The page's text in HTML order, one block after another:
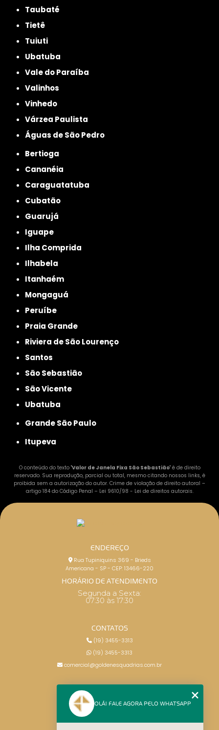
Taubaté
Tietê
Tuiuti
Ubatuba
Vale do Paraíba
Valinhos
Vinhedo
Várzea Paulista
Águas de São Pedro
Bertioga
Cananéia
Caraguatatuba
Cubatão
Guarujá
Iguape
Ilha Comprida
Ilhabela
Itanhaém
Mongaguá
Peruíbe
Praia Grande
Riviera de São Lourenço
Santos
São Sebastião
São Vicente
Ubatuba
Grande São Paulo
Itupeva
O conteúdo do texto "Valor de Janela Fixa São Sebastião" é de direito
reservado. Sua reprodução, parcial ou total, mesmo citando nossos links, é
proibida sem a autorização do autor. Crime de violação de direito autoral –
artigo 184 do Código Penal – Lei 9610/98 - Lei de direitos autorais.
ENDEREÇO
Rua Tupiniquins 369 - Brieds
Americana - SP - CEP: 13466-220
HORÁRIO DE ATENDIMENTO
Segunda a Sexta:
07:30 às 17:30
CONTATOS
(19) 3455-3313
(19) 3455-3313
comercial@goldenesquadrias.com.br
HOME
OLÁ! FALE AGORA PELO WHATSAPP